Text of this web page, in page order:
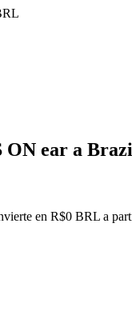
ON ear a
en R$0 BRL a